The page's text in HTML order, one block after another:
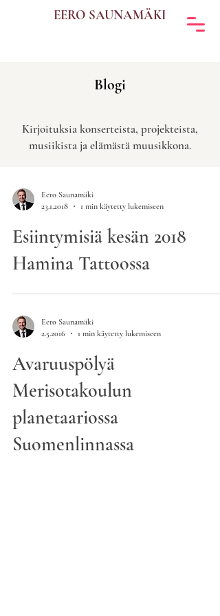
EERO SAUNAMÄKI
Blogi
Kirjoituksia konserteista, projekteista,
musiikista ja elämästä muusikkona.
Eero Saunamäki
23.1.2018
1 min käytetty lukemiseen
Esiintymisiä kesän 2018
Hamina Tattoossa
Eero Saunamäki
2.5.2016
1 min käytetty lukemiseen
Avaruuspölyä
Merisotakoulun
planetaariossa
Suomenlinnassa